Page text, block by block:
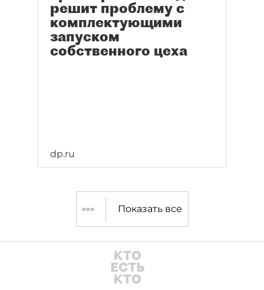
решит проблему с
комплектующими
запуском
собственного цеха
dp.ru
Показать все